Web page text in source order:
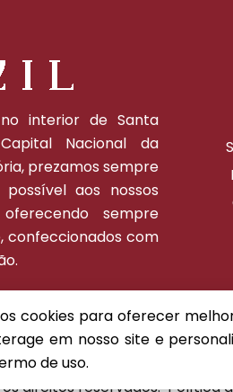
cookies para oferecer
em nosso site e
de uso.
interior de Santa
Nacional da
prezamos sempre
aos nossos
sempre
confeccionados com
direitos reservados. Política